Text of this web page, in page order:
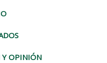
Y OPINIÓN